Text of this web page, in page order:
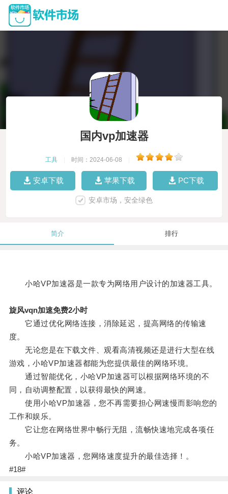
国内vp加速器
工具 时间：2024-06-08
安卓下载 苹果下载 PC下载
安卓市场，安全绿色
简介 排行
小哈VP加速器是一款专为网络用户设计的加速器工具。
旋风vqn加速免费2小时
它通过优化网络连接，消除延迟，提高网络的传输速
度。
无论您是在下载文件、观看高清视频还是进行大型在线
游戏，小哈VP加速器都能为您提供最佳的网络环境。
通过智能优化，小哈VP加速器可以根据网络环境的不
同，自动调整配置，以获得最快的网速。
使用小哈VP加速器，您不再需要担心网速慢而影响您的
工作和娱乐。
它让您在网络世界中畅行无阻，流畅快速地完成各项任
务。
小哈VP加速器，您网络速度提升的最佳选择！。
#18#
评论